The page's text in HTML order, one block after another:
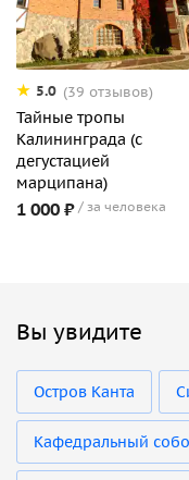
5.0 (39 отзывов)
Тайные тропы
Калининграда (с
дегустацией
марципана)
1 000 ₽ за человека
Вы увидите
Остров Канта
Кафедральный